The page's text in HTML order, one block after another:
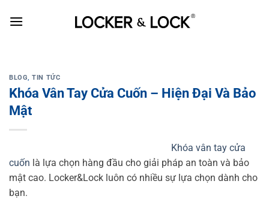
BLOG,TIN TỨC
Khóa Vân Tay Cửa Cuốn – Hiện Đại Và Bảo
Mật
Khóa vân tay cửa
cuốn là lựa chọn hàng đầu cho giải pháp an toàn và bảo
mật cao. Locker&Lock luôn có nhiều sự lựa chọn dành cho
bạn.